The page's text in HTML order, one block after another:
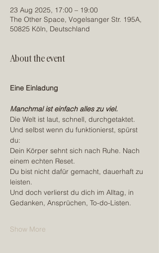
23 Aug 2025, 17:00 – 19:00
The Other Space, Vogelsanger Str. 195A,
50825 Köln, Deutschland
About the event
Eine Einladung
Manchmal ist einfach alles zu viel.
Die Welt ist laut, schnell, durchgetaktet.
Und selbst wenn du funktionierst, spürst
du:
Dein Körper sehnt sich nach Ruhe. Nach
einem echten Reset.
Du bist nicht dafür gemacht, dauerhaft zu
leisten.
Und doch verlierst du dich im Alltag, in
Gedanken, Ansprüchen, To-do-Listen.
Show More